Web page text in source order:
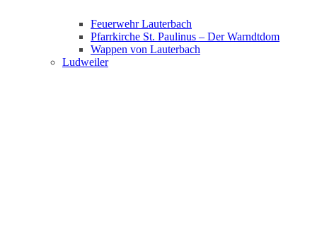
Feuerwehr Lauterbach
Pfarrkirche St. Paulinus – Der Warndtdom
Wappen von Lauterbach
Ludweiler